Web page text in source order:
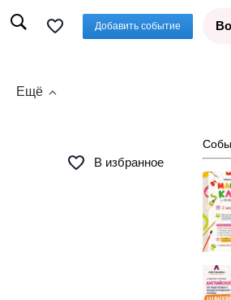
Добавить событие
Ещё
В избранное